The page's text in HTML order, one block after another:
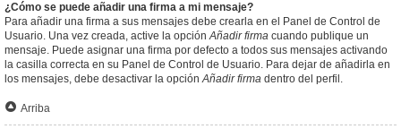
¿Cómo se puede añadir una firma a mi mensaje?
Para añadir una firma a sus mensajes debe crearla en el Panel de Control de
Usuario. Una vez creada, active la opciónAñadir firma cuando publique un
mensaje. Puede asignar una firma por defecto a todos sus mensajes activando
la casilla correcta en su Panel de Control de Usuario. Para dejar de añadirla en
los mensajes, debe desactivar la opciónAñadir firma dentro del perfil.
Arriba